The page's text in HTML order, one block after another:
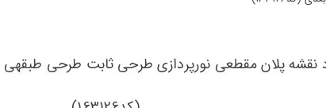
نقشه پلان مقطعی نورپردازی طرحی ثابت طرحی طبقهی